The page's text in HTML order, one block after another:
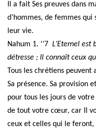
Il a fait Ses preuves dans
d’hommes, de femmes qui
leur vie.
Nahum 1. ‘’7 L’Eternel est
détresse ; Il connaît ceux
Tous les chrétiens peuvent
Sa présence. Sa provision
pour tous les jours de
de tout votre cœur, car Il
ceux et celles qui le